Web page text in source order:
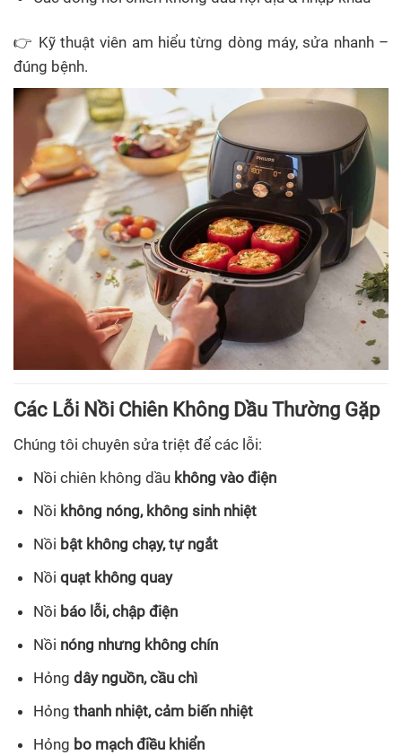
👉 Kỹ thuật viên am hiểu từng dòng máy, sửa nhanh –
đúng bệnh.
Các Lỗi Nồi Chiên Không Dầu Thường Gặp
Chúng tôi chuyên sửa triệt để các lỗi:
Nồi chiên không dầu không vào điện
Nồi không nóng, không sinh nhiệt
Nồi bật không chạy, tự ngắt
Nồiquạt không quay
Nồi báo lỗi, chập điện
Nồi nóng nhưng không chín
Hỏngdây nguồn, cầu chì
Hỏngthanh nhiệt, cảm biến nhiệt
Hỏng bo mạch điều khiển